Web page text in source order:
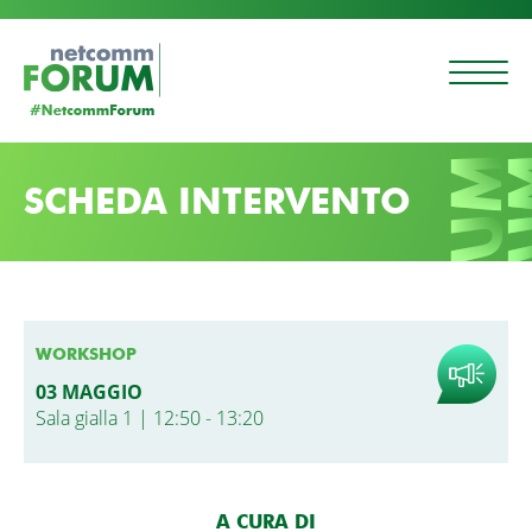
SCHEDA INTERVENTO
WORKSHOP
03 MAGGIO
Sala gialla 1 | 12:50 - 13:20
A CURA DI